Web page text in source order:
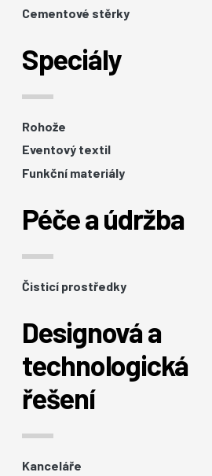
Cementové stěrky
Speciály
Rohože
Eventový textil
Funkční materiály
Péče a údržba
Čisticí prostředky
Designová a
technologická
řešení
Kanceláře